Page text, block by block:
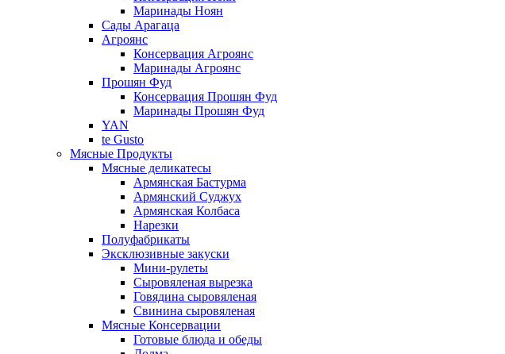
Маринады Ноян
Сады Арагаца
Агроянс
Консервация Агроянс
Маринады Агроянс
Прошян Фуд
Консервация Прошян Фуд
Маринады Прошян Фуд
YAN
te Gusto
Мясные Продукты
Мясные деликатесы
Армянская Бастурма
Армянский Суджух
Армянская Колбаса
Нарезки
Полуфабрикаты
Эксклюзивные закуски
Мини-рулеты
Сыровяленая вырезка
Говядина сыровяленая
Свинина сыровяленая
Мясные Консервации
Готовые блюда и обеды